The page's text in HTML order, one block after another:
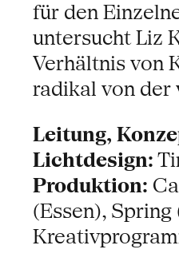
für den
untersucht Liz
Verhältnis von
radikal von der
Leitung,
Lichtdesign:
Produktion:
(Essen),